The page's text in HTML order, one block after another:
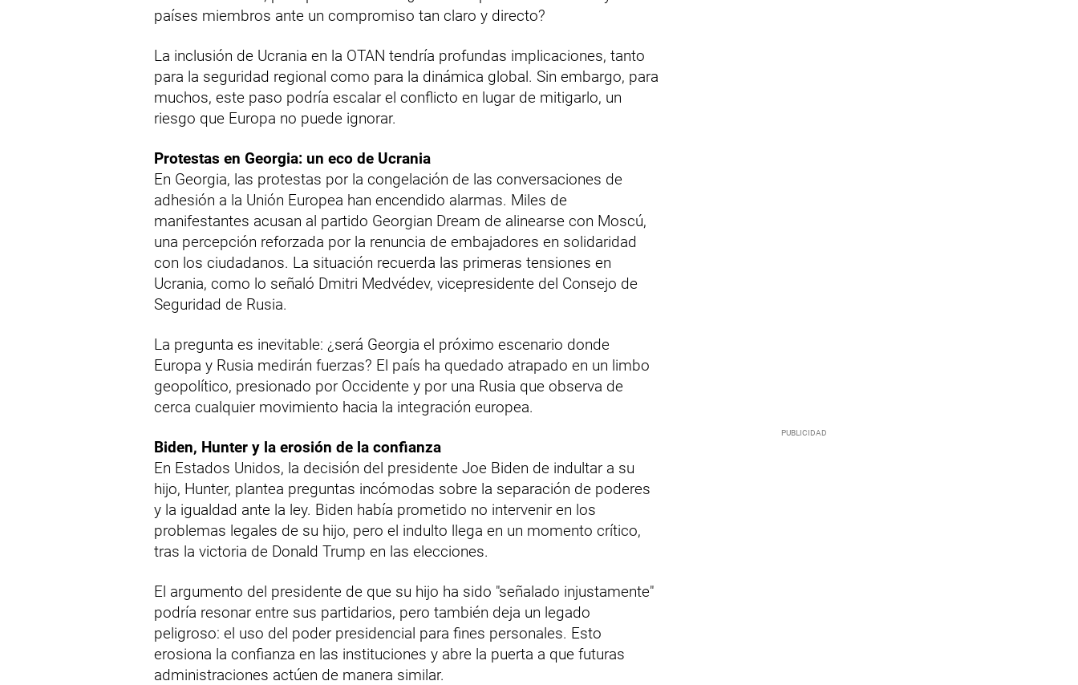
países miembros ante un compromiso tan claro y directo?
La inclusión de Ucrania en la OTAN tendría profundas implicaciones, tanto
para la seguridad regional como para la dinámica global. Sin embargo, para
muchos, este paso podría escalar el conflicto en lugar de mitigarlo, un
riesgo que Europa no puede ignorar.
Protestas en Georgia: un eco de Ucrania
En Georgia, las protestas por la congelación de las conversaciones de
adhesión a la Unión Europea han encendido alarmas. Miles de
manifestantes acusan al partido Georgian Dream de alinearse con Moscú,
una percepción reforzada por la renuncia de embajadores en solidaridad
con los ciudadanos. La situación recuerda las primeras tensiones en
Ucrania, como lo señaló Dmitri Medvédev, vicepresidente del Consejo de
Seguridad de Rusia.
La pregunta es inevitable: ¿será Georgia el próximo escenario donde
Europa y Rusia medirán fuerzas? El país ha quedado atrapado en un limbo
geopolítico, presionado por Occidente y por una Rusia que observa de
cerca cualquier movimiento hacia la integración europea.
Biden, Hunter y la erosión de la confianza
En Estados Unidos, la decisión del presidente Joe Biden de indultar a su
hijo, Hunter, plantea preguntas incómodas sobre la separación de poderes
y la igualdad ante la ley. Biden había prometido no intervenir en los
problemas legales de su hijo, pero el indulto llega en un momento crítico,
tras la victoria de Donald Trump en las elecciones.
El argumento del presidente de que su hijo ha sido "señalado injustamente"
podría resonar entre sus partidarios, pero también deja un legado
peligroso: el uso del poder presidencial para fines personales. Esto
erosiona la confianza en las instituciones y abre la puerta a que futuras
administraciones actúen de manera similar.